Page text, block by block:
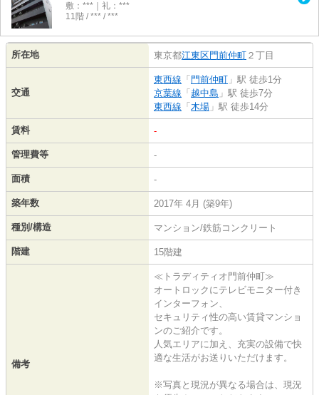
敷：***｜礼：***
11階 / *** / ***
所在地 東京都江東区門前仲町 ２丁目
交通
東西線 「 門前仲町 」駅 徒歩1分
京葉線 「 越中島 」駅 徒歩7分
東西線 「 木場 」駅 徒歩14分
賃料 -
管理費等 -
面積 -
築年数 2017年 4月 (築9年)
種別/構造 マンション/鉄筋コンクリート
階建 15階建
備考
≪トラディティオ門前仲町≫
オートロックにテレビモニター付き
インターフォン、
セキュリティ性の高い賃貸マンショ
ンのご紹介です。
人気エリアに加え、充実の設備で快
適な生活がお送りいただけます。
※写真と現況が異なる場合は、現況